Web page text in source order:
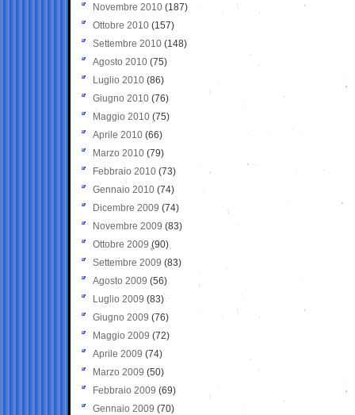
Novembre 2010 (187)
Ottobre 2010 (157)
Settembre 2010 (148)
Agosto 2010 (75)
Luglio 2010 (86)
Giugno 2010 (76)
Maggio 2010 (75)
Aprile 2010 (66)
Marzo 2010 (79)
Febbraio 2010 (73)
Gennaio 2010 (74)
Dicembre 2009 (74)
Novembre 2009 (83)
Ottobre 2009 (90)
Settembre 2009 (83)
Agosto 2009 (56)
Luglio 2009 (83)
Giugno 2009 (76)
Maggio 2009 (72)
Aprile 2009 (74)
Marzo 2009 (50)
Febbraio 2009 (69)
Gennaio 2009 (70)